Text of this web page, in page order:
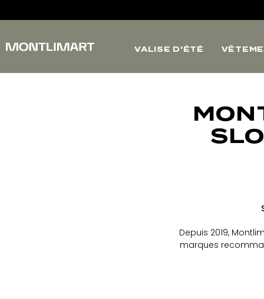
VALISE D'ÉTÉ
Depuis 2019,
marques